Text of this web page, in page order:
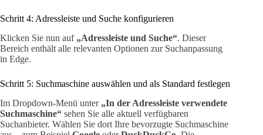
Schritt 4: Adressleiste und Suche konfigurieren
Klicken Sie nun auf „Adressleiste und Suche“. Dieser
Bereich enthält alle relevanten Optionen zur Suchanpassung
in Edge.
Schritt 5: Suchmaschine auswählen und als Standard festlegen
Im Dropdown-Menü unter „In der Adressleiste verwendete
Suchmaschine“ sehen Sie alle aktuell verfügbaren
Suchanbieter. Wählen Sie dort Ihre bevorzugte Suchmaschine